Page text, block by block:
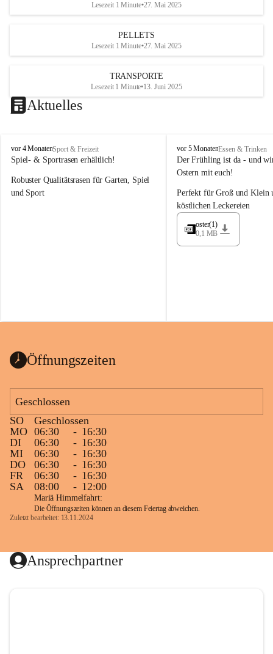
office@mayer-lipsch.at
Lesezeit 1 Minute•27. Mai 2025
PELLETS
Lesezeit 1 Minute•27. Mai 2025
TRANSPORTE
Lesezeit 1 Minute•13. Juni 2025
Aktuelles
M
a
e
r
vor 4 MonatenSport & Freizeit
Spiel- & Sportrasen erhältlich!
Robuster Qualitätsrasen für Garten, Spiel
und Sport
M
a
y
r
G
ü
e
vor 5 MonatenEssen & Trinken
Der Frühling ist da - und
Ostern mit euch!
Perfekt für Groß und Klein
köstlichen Leckereien
oster(1)
0,1 MB
Öffnungszeiten
Geschlossen
SO
Geschlossen
MO 06:30 - 16:30
DI
06:30 - 16:30
MI
06:30 - 16:30
DO
06:30 - 16:30
FR
06:30 - 16:30
SA
08:00 - 12:00
Mariä Himmelfahrt:
Die Öffnungszeiten können an diesem Feiertag abweichen.
Zuletzt bearbeitet: 13.11.2024
Ansprechpartner